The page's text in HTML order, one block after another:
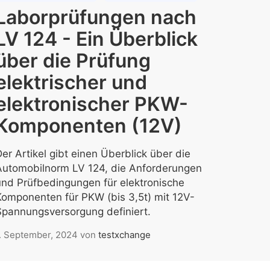
nach
124 - Ein Überblick
die Prüfung
und
PKW-
(12V)
Artikel gibt einen Überblick über die
LV 124, die Anforderungen
Prüfbedingungen für elektronische
für PKW (bis 3,5t) mit 12V-
definiert.
September, 2024 von testxchange